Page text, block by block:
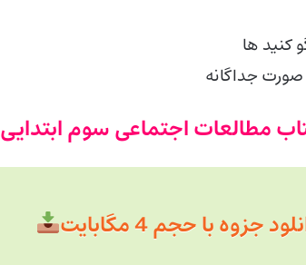
کنید ها
جداگانه
مطالعات اجتماعی سوم ابتدایی
جزوه با حجم 4 مگابایت